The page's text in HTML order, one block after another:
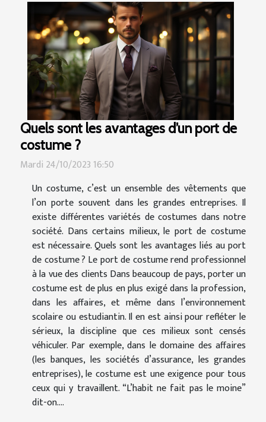
Quels sont les avantages d’un port de
costume ?
Mardi 24/10/2023 16:50
Un costume, c’est un ensemble des vêtements que
l’on porte souvent dans les grandes entreprises. Il
existe différentes variétés de costumes dans notre
société. Dans certains milieux, le port de costume
est nécessaire. Quels sont les avantages liés au port
de costume ? Le port de costume rend professionnel
à la vue des clients Dans beaucoup de pays, porter un
costume est de plus en plus exigé dans la profession,
dans les affaires, et même dans l’environnement
scolaire ou estudiantin. Il en est ainsi pour refléter le
sérieux, la discipline que ces milieux sont censés
véhiculer. Par exemple, dans le domaine des affaires
(les banques, les sociétés d’assurance, les grandes
entreprises), le costume est une exigence pour tous
ceux qui y travaillent. “L’habit ne fait pas le moine”
dit-on....